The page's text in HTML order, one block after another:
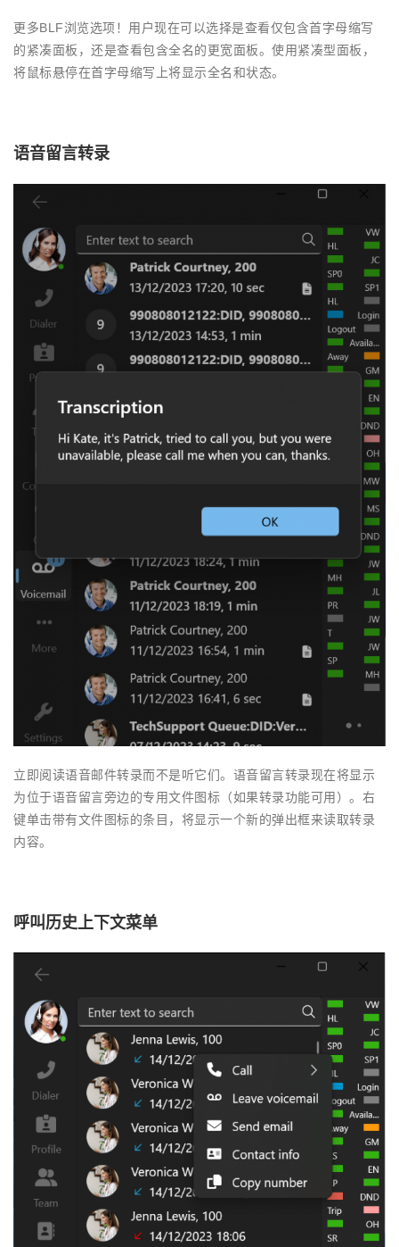
更多BLF浏览选项！用户现在可以选择是查看仅包含首字母缩写
的紧凑面板，还是查看包含全名的更宽面板。使用紧凑型面板，
将鼠标悬停在首字母缩写上将显示全名和状态。
语音留言转录
立即阅读语音邮件转录而不是听它们。语音留言转录现在将显示
为位于语音留言旁边的专用文件图标（如果转录功能可用）。右
键单击带有文件图标的条目，将显示一个新的弹出框来读取转录
内容。
呼叫历史上下文菜单